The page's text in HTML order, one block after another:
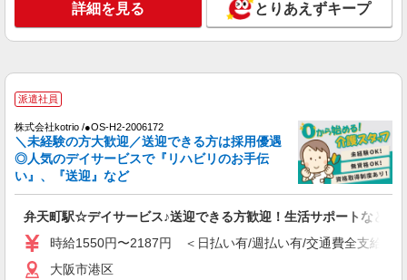
株式会社kotrio /●OS-H2-2069142
大阪市港区
キープ 詳細を見る
詳細を見る とりあえずキープ
派遣社員
株式会社kotrio /●OS-H2-2006172
＼未経験の方大歓迎／送迎できる方は採用優遇
◎人気のデイサービスで『リハビリのお手伝
い』、『送迎』など
弁天町駅☆デイサービス♪送迎できる方歓迎！生活サポートなど
時給1550円〜2187円 ＜日払い有/週払い有/交通費全支給(ガ
大阪市港区